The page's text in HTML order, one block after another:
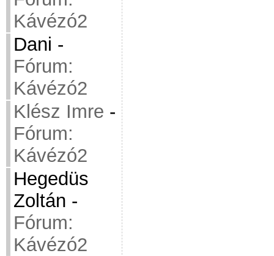
Kávézó2
Dani -
Fórum:
Kávézó2
Klész Imre -
Fórum:
Kávézó2
Hegedüs
Zoltán -
Fórum:
Kávézó2